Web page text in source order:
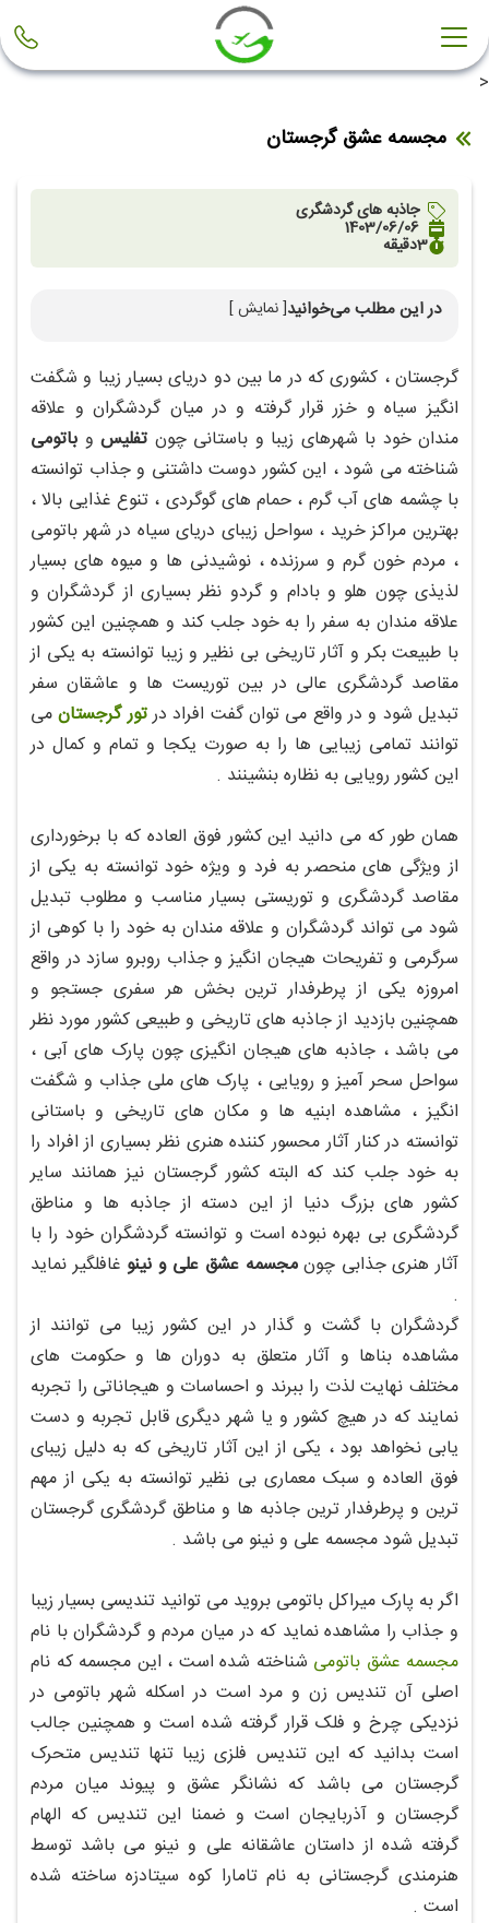
<
مجسمه عشق گرجستان
جاذبه های گردشگری
1403/06/06
3دقیقه
در این مطلب می‌خوانید[ نمایش ]
گرجستان ، کشوری که در ما بین دو دریای بسیار زیبا و شگفت
انگیز سیاه و خزر قرار گرفته و در میان گردشگران و علاقه
مندان خود با شهرهای زیبا و باستانی چون تفلیس و باتومی
شناخته می شود ، این کشور دوست داشتنی و جذاب توانسته
با چشمه های آب گرم ، حمام های گوگردی ، تنوع غذایی بالا ،
بهترین مراکز خرید ، سواحل زیبای دریای سیاه در شهر باتومی
، مردم خون گرم و سرزنده ، نوشیدنی ها و میوه های بسیار
لذیذی چون هلو و بادام و گردو نظر بسیاری از گردشگران و
علاقه مندان به سفر را به خود جلب کند و همچنین این کشور
با طبیعت بکر و آثار تاریخی بی نظیر و زیبا توانسته به یکی از
مقاصد گردشگری عالی در بین توریست ها و عاشقان سفر
تبدیل شود و در واقع می توان گفت افراد درتور گرجستانمی
توانند تمامی زیبایی ها را به صورت یکجا و تمام و کمال در
این کشور رویایی به نظاره بنشینند .
همان طور که می دانید این کشور فوق العاده که با برخورداری
از ویژگی های منحصر به فرد و ویژه خود توانسته به یکی از
مقاصد گردشگری و توریستی بسیار مناسب و مطلوب تبدیل
شود می تواند گردشگران و علاقه مندان به خود را با کوهی از
سرگرمی و تفریحات هیجان انگیز و جذاب روبرو سازد در واقع
امروزه یکی از پرطرفدار ترین بخش هر سفری جستجو و
همچنین بازدید از جاذبه های تاریخی و طبیعی کشور مورد نظر
می باشد ، جاذبه های هیجان انگیزی چون پارک های آبی ،
سواحل سحر آمیز و رویایی ، پارک های ملی جذاب و شگفت
انگیز ، مشاهده ابنیه ها و مکان های تاریخی و باستانی
توانسته در کنار آثار محسور کننده هنری نظر بسیاری از افراد را
به خود جلب کند که البته کشور گرجستان نیز همانند سایر
کشور های بزرگ دنیا از این دسته از جاذبه ها و مناطق
گردشگری بی بهره نبوده است و توانسته گردشگران خود را با
آثار هنری جذابی چونمجسمه عشق علی و نینوغافلگیر نماید
.
گردشگران با گشت و گذار در این کشور زیبا می توانند از
مشاهده بناها و آثار متعلق به دوران ها و حکومت های
مختلف نهایت لذت را ببرند و احساسات و هیجاناتی را تجربه
نمایند که در هیچ کشور و یا شهر دیگری قابل تجربه و دست
یابی نخواهد بود ، یکی از این آثار تاریخی که به دلیل زیبای
فوق العاده و سبک معماری بی نظیر توانسته به یکی از مهم
ترین و پرطرفدار ترین جاذبه ها و مناطق گردشگری گرجستان
تبدیل شود مجسمه علی و نینو می باشد .
اگر به پارک میراکل باتومی بروید می توانید تندیسی بسیار زیبا
و جذاب را مشاهده نماید که در میان مردم و گردشگران با نام
مجسمه عشق باتومی شناخته شده است ، این مجسمه که نام
اصلی آن تندیس زن و مرد است در اسکله شهر باتومی در
نزدیکی چرخ و فلک قرار گرفته شده است و همچنین جالب
است بدانید که این تندیس فلزی زیبا تنها تندیس متحرک
گرجستان می باشد که نشانگر عشق و پیوند میان مردم
گرجستان و آذربایجان است و ضمنا این تندیس که الهام
گرفته شده از داستان عاشقانه علی و نینو می باشد توسط
هنرمندی گرجستانی به نام تامارا کوه سیتادزه ساخته شده
است .